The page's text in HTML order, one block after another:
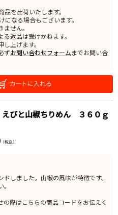
を出荷いたします。
なる場合もございます。
せん。
返品は受けかねます。
上げます。
ずお問い合わせフォームまでお問い合
えびと山椒ちりめん ３６０ｇ
（税込）
しました。山椒の風味が特徴です。
際はこちらの商品コードをお伝えく